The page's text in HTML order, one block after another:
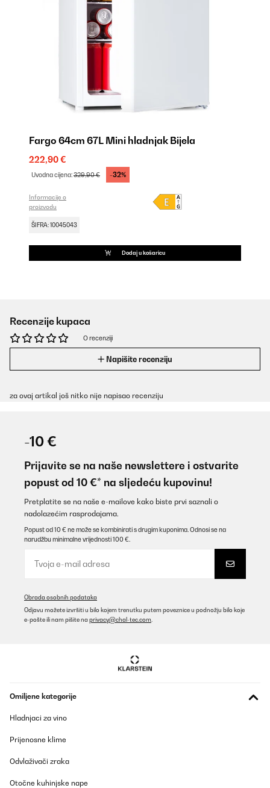
Fargo 64cm 67L Mini hladnjak Bijela
222,90 €
Uvodna cijena:329,90 € -32%
Informacije o
proizvodu
ŠIFRA: 10045043
Dodaj u košaricu
Recenzije kupaca
O recenziji
Napišite recenziju
za ovaj artikal još nitko nije napisao recenziju
-10 €
Prijavite se na naše newslettere i ostvarite
popust od 10 €* na sljedeću kupovinu!
Pretplatite se na naše e-mailove kako biste prvi saznali o
nadolazećim rasprodajama.
Popust od 10 € ne može se kombinirati s drugim kuponima. Odnosi se na
narudžbu minimalne vrijednosti 100 €.
Obrada osobnih podataka
Odjavu možete izvršiti u bilo kojem trenutku putem poveznice u podnožju bilo koje
e-pošte ili nam pišite na privacy@chal-tec.com
Omiljene kategorije
Hladnjaci za vino
Prijenosne klime
Odvlaživači zraka
Otočne kuhinjske nape